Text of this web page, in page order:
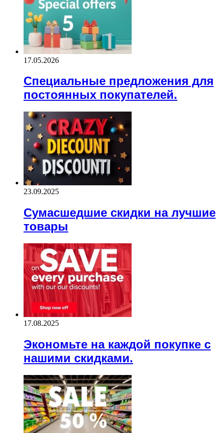
17.05.2026
Специальные предложения для
постоянных покупателей.
23.09.2025
Сумасшедшие скидки на лучшие
товары
17.08.2025
Экономьте на каждой покупке с
нашими скидками.